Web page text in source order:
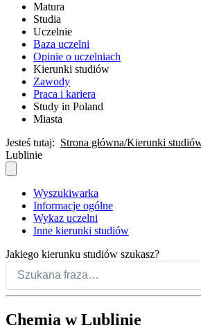
Matura
Studia
Uczelnie
Baza uczelni
Opinie o uczelniach
Kierunki studiów
Zawody
Praca i kariera
Study in Poland
Miasta
Jesteś tutaj: Strona główna Kierunki
Lublinie
Wyszukiwarka
Informacje ogólne
Wykaz uczelni
Inne kierunki studiów
Jakiego kierunku studiów szukasz?
Chemia w Lublinie